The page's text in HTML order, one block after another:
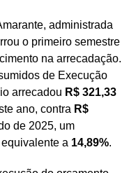
construir essa
mandato”, afirmou
administrada
o primeiro semestre
na arrecadação.
de Execução
arrecadou R$ 321,33
ano, contra R$
de 2025, um
a 14,89%.